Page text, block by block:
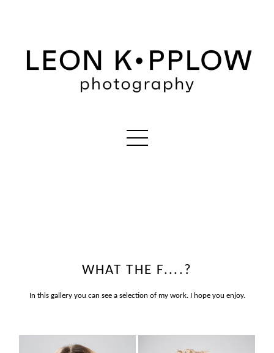
WHAT THE F....?
In this gallery you can see a selection of my work. I hope you enjoy.